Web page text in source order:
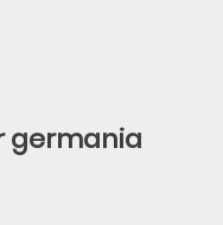
germania